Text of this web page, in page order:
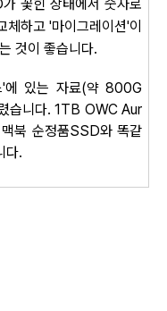
꽃힌 상태에서 숫자로
하고 '마이그레이션'이
것이 좋습니다.
'에 있는 자료(약 800G
습니다. 1TB OWC Aur
북 순정품SSD와 똑같
다.